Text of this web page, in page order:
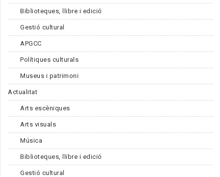
Biblioteques, llibre i edició
Gestió cultural
APGCC
Polítiques culturals
Museus i patrimoni
Actualitat
Arts escèniques
Arts visuals
Música
Biblioteques, llibre i edició
Gestió cultural